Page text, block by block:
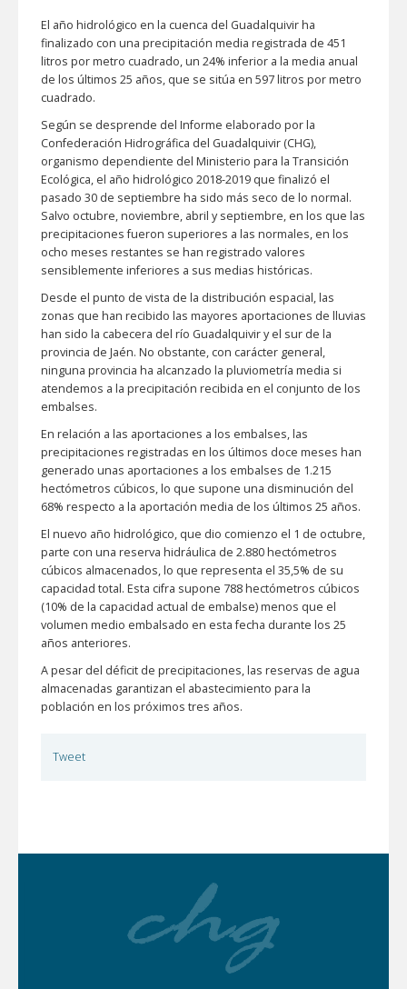
El año hidrológico en la cuenca del Guadalquivir ha
finalizado con una precipitación media registrada de 451
litros por metro cuadrado, un 24% inferior a la media anual
de los últimos 25 años, que se sitúa en 597 litros por metro
cuadrado.
Según se desprende del Informe elaborado por la
Confederación Hidrográfica del Guadalquivir (CHG),
organismo dependiente del Ministerio para la Transición
Ecológica, el año hidrológico 2018-2019 que finalizó el
pasado 30 de septiembre ha sido más seco de lo normal.
Salvo octubre, noviembre, abril y septiembre, en los que las
precipitaciones fueron superiores a las normales, en los
ocho meses restantes se han registrado valores
sensiblemente inferiores a sus medias históricas.
Desde el punto de vista de la distribución espacial, las
zonas que han recibido las mayores aportaciones de lluvias
han sido la cabecera del río Guadalquivir y el sur de la
provincia de Jaén. No obstante, con carácter general,
ninguna provincia ha alcanzado la pluviometría media si
atendemos a la precipitación recibida en el conjunto de los
embalses.
En relación a las aportaciones a los embalses, las
precipitaciones registradas en los últimos doce meses han
generado unas aportaciones a los embalses de 1.215
hectómetros cúbicos, lo que supone una disminución del
68% respecto a la aportación media de los últimos 25 años.
El nuevo año hidrológico, que dio comienzo el 1 de octubre,
parte con una reserva hidráulica de 2.880 hectómetros
cúbicos almacenados, lo que representa el 35,5% de su
capacidad total. Esta cifra supone 788 hectómetros cúbicos
(10% de la capacidad actual de embalse) menos que el
volumen medio embalsado en esta fecha durante los 25
años anteriores.
A pesar del déficit de precipitaciones, las reservas de agua
almacenadas garantizan el abastecimiento para la
población en los próximos tres años.
Tweet